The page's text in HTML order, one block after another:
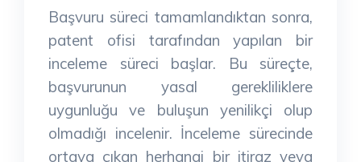
Başvuru süreci tamamlandıktan sonra,
patent ofisi tarafından yapılan bir
inceleme süreci başlar. Bu süreçte,
başvurunun yasal gerekliliklere
uygunluğu ve buluşun yenilikçi olup
olmadığı incelenir. İnceleme sürecinde
ortaya çıkan herhangi bir itiraz veya